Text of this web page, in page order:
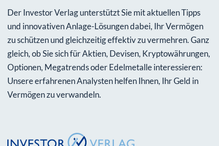
Der Investor Verlag unterstützt Sie mit aktuellen Tipps
und innovativen Anlage-Lösungen dabei, Ihr Vermögen
zu schützen und gleichzeitig effektiv zu vermehren. Ganz
gleich, ob Sie sich für Aktien, Devisen, Kryptowährungen,
Optionen, Megatrends oder Edelmetalle interessieren:
Unsere erfahrenen Analysten helfen Ihnen, Ihr Geld in
Vermögen zu verwandeln.